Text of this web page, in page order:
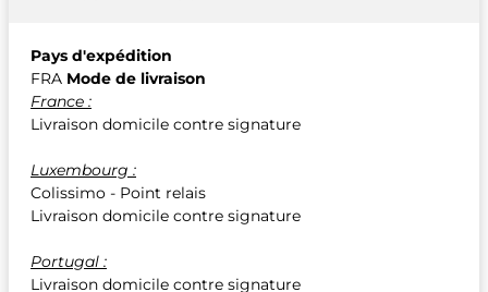
Pays d'expédition
FRA Mode de livraison
France :
Livraison domicile contre signature
Luxembourg :
Colissimo - Point relais
Livraison domicile contre signature
Portugal :
Livraison domicile contre signature